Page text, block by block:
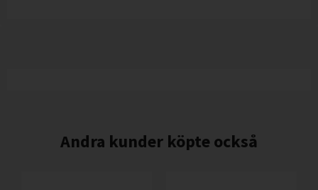
Andra kunder köpte också